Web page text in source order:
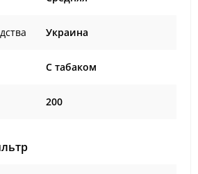
Украина
C табаком
200